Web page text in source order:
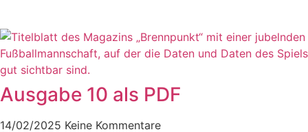
Ausgabe 10 als PDF
14/02/2025 Keine Kommentare